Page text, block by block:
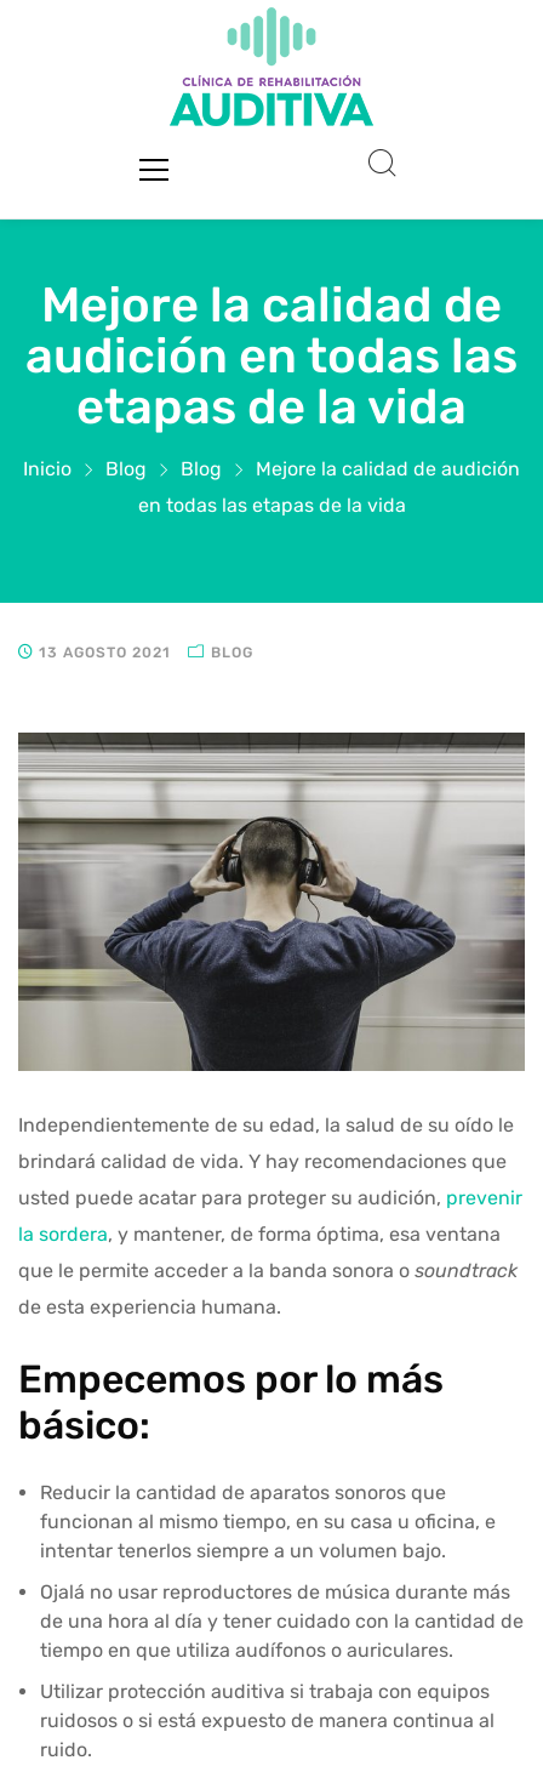
Mejore la calidad de
audición en todas las
etapas de la vida
Inicio Blog Blog
Mejore la calidad de audición
en todas las etapas de la vida
13 AGOSTO 2021 BLOG
Independientemente de su edad, la salud de su oído le
brindará calidad de vida. Y hay recomendaciones que
usted puede acatar para proteger su audición, prevenir
la sordera, y mantener, de forma óptima, esa ventana
que le permite acceder a la banda sonora o soundtrack
de esta experiencia humana.
Empecemos por lo más
básico:
Reducir la cantidad de aparatos sonoros que
funcionan al mismo tiempo, en su casa u oficina, e
intentar tenerlos siempre a un volumen bajo.
Ojalá no usar reproductores de música durante más
de una hora al día y tener cuidado con la cantidad de
tiempo en que utiliza audífonos o auriculares.
Utilizar protección auditiva si trabaja con equipos
ruidosos o si está expuesto de manera continua al
ruido.